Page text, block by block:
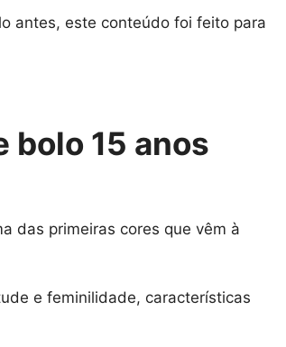
antes, este conteúdo foi feito para
bolo 15 anos
das primeiras cores que vêm à
e feminilidade, características